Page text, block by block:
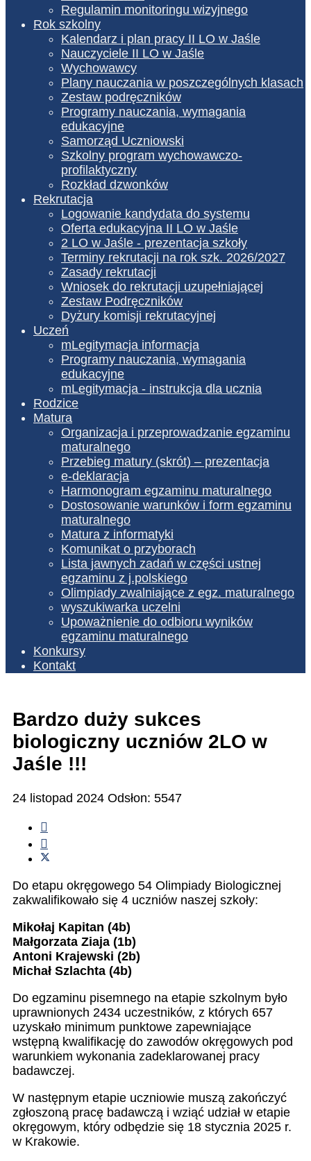
Regulamin monitoringu wizyjnego
Rok szkolny
Kalendarz i plan pracy II LO w Jaśle
Nauczyciele II LO w Jaśle
Wychowawcy
Plany nauczania w poszczególnych klasach
Zestaw podręczników
Programy nauczania, wymagania
edukacyjne
Samorząd Uczniowski
Szkolny program wychowawczo-
profilaktyczny
Rozkład dzwonków
Rekrutacja
Logowanie kandydata do systemu
Oferta edukacyjna II LO w Jaśle
2 LO w Jaśle - prezentacja szkoły
Terminy rekrutacji na rok szk. 2026/2027
Zasady rekrutacji
Wniosek do rekrutacji uzupełniającej
Zestaw Podręczników
Dyżury komisji rekrutacyjnej
Uczeń
mLegitymacja informacja
Programy nauczania, wymagania
edukacyjne
mLegitymacja - instrukcja dla ucznia
Rodzice
Matura
Organizacja i przeprowadzanie egzaminu
maturalnego
Przebieg matury (skrót) – prezentacja
e-deklaracja
Harmonogram egzaminu maturalnego
Dostosowanie warunków i form egzaminu
maturalnego
Matura z informatyki
Komunikat o przyborach
Lista jawnych zadań w części ustnej
egzaminu z j.polskiego
Olimpiady zwalniające z egz. maturalnego
wyszukiwarka uczelni
Upoważnienie do odbioru wyników
egzaminu maturalnego
Konkursy
Kontakt
Bardzo duży sukces
biologiczny uczniów 2LO w
Jaśle !!!
24 listopad 2024 Odsłon: 5547
Do etapu okręgowego 54 Olimpiady Biologicznej
zakwalifikowało się 4 uczniów naszej szkoły:
Mikołaj Kapitan (4b)
Małgorzata Ziaja (1b)
Antoni Krajewski (2b)
Michał Szlachta (4b)
Do egzaminu pisemnego na etapie szkolnym było
uprawnionych 2434 uczestników, z których 657
uzyskało minimum punktowe zapewniające
wstępną kwalifikację do zawodów okręgowych pod
warunkiem wykonania zadeklarowanej pracy
badawczej.
W następnym etapie uczniowie muszą zakończyć
zgłoszoną pracę badawczą i wziąć udział w etapie
okręgowym, który odbędzie się 18 stycznia 2025 r.
w Krakowie.